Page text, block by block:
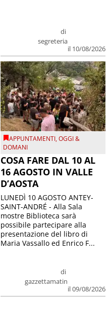
di
segreteria
il 10/08/2026
APPUNTAMENTI,OGGI &
DOMANI
COSA FARE DAL 10 AL
16 AGOSTO IN VALLE
D’AOSTA
di
gazzettamatin
il 09/08/2026
LUNEDÌ 10 AGOSTO ANTEY-
SAINT-ANDRÉ - Alla Sala
mostre Biblioteca sarà
possibile partecipare alla
presentazione del libro di
Maria Vassallo ed Enrico F...